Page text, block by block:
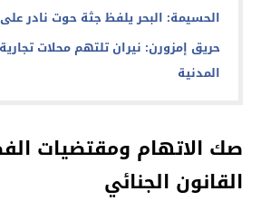
الحسيمة: البحر يلفظ جثة حوت نادر
حريق إمزورن: نيران تلتهم محلات
المدنية
القانون الجنائي